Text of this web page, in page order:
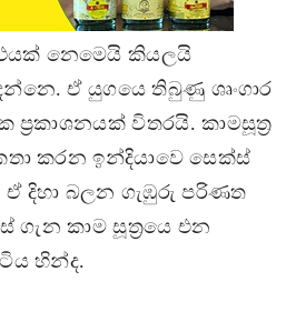
නෙමෙයි කියලයි
ඒ යුගයෙ තිබුණු ශෘංගාර
ප්‍රකාශනයක් විතරයි. කාමසූත්‍ර
කරන ඉන්දියාවෙ සෙක්ස්
දිහා බලන ගැඹුරු පරිණත
ගැන කාම සූත්‍රයෙ එන
හින්ද.